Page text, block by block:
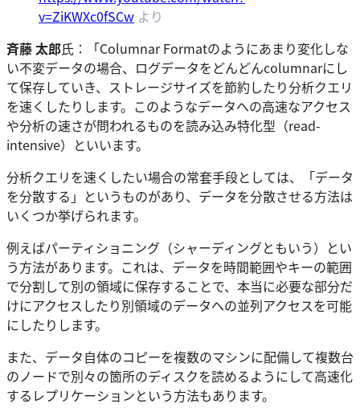
v=ZiKWXc0fSCw より
斉藤 太郎氏：「Columnar Formatのようにあまり変化しな
い不変データの場合、ログデータをどんどんcolumnarにし
て保存していき、ストレージサイズを節約したり分析クエリ
を速くしたりします。このようなデータへの高速なアクセス
や分析の速さが問われるものを読み込み特化型（read-
intensive）といいます。
分析クエリを速くしたい場合の常套手段としては、「データ
を分散する」というものがあり、データを分散させる方法は
いくつか挙げられます。
例えばパーティショニング（シャーディングともいう）とい
う方法があります。これは、データを時間範囲やキーの範囲
で分割して別の領域に保存することで、本当に必要な部分だ
けにアクセスしたり別領域のデータへの並列アクセスを可能
にしたりします。
また、データ自体のコピーを複数のマシンに配備して複数台
のノードで別々の箇所のディスクを読めるようにして高速化
するレプリケーションという方法もあります。